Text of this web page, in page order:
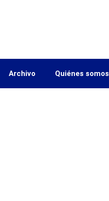
Archivo Quiénes somos